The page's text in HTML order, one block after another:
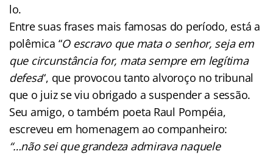
lo.
Entre suas frases mais famosas do período, está a
polêmica “O escravo que mata o senhor, seja em
que circunstância for, mata sempre em legítima
defesa“, que provocou tanto alvoroço no tribunal
que o juiz se viu obrigado a suspender a sessão.
Seu amigo, o também poeta Raul Pompéia,
escreveu em homenagem ao companheiro:
“…não sei que grandeza admirava naquele